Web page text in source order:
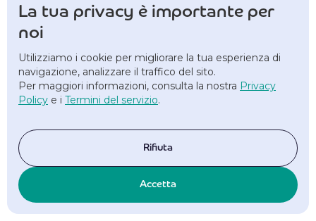
che per la conservazione, soltanto con il
consenso dell'interessato o per
diritto in sede giudiziaria oppure per tutelare i
diritti di un'altra persona fisica o giuridica o
per motivi di interesse pubblico rilevante
L'interessato che ha ottenuto la limitazione
del trattamento è informato dal titolare del
trattamento prima che detta limitazione sia
revocata. ll titolare del trattamento comunica
a ciascuno dei destinatari cui sono stati
La tua privacy è importante per
noi
Utilizziamo i cookie per migliorare la tua esperienza di
navigazione, analizzare il traffico del sito.
Per maggiori informazioni, consulta la nostra Privacy
Policy e i Termini del servizio.
Rifiuta
Accetta